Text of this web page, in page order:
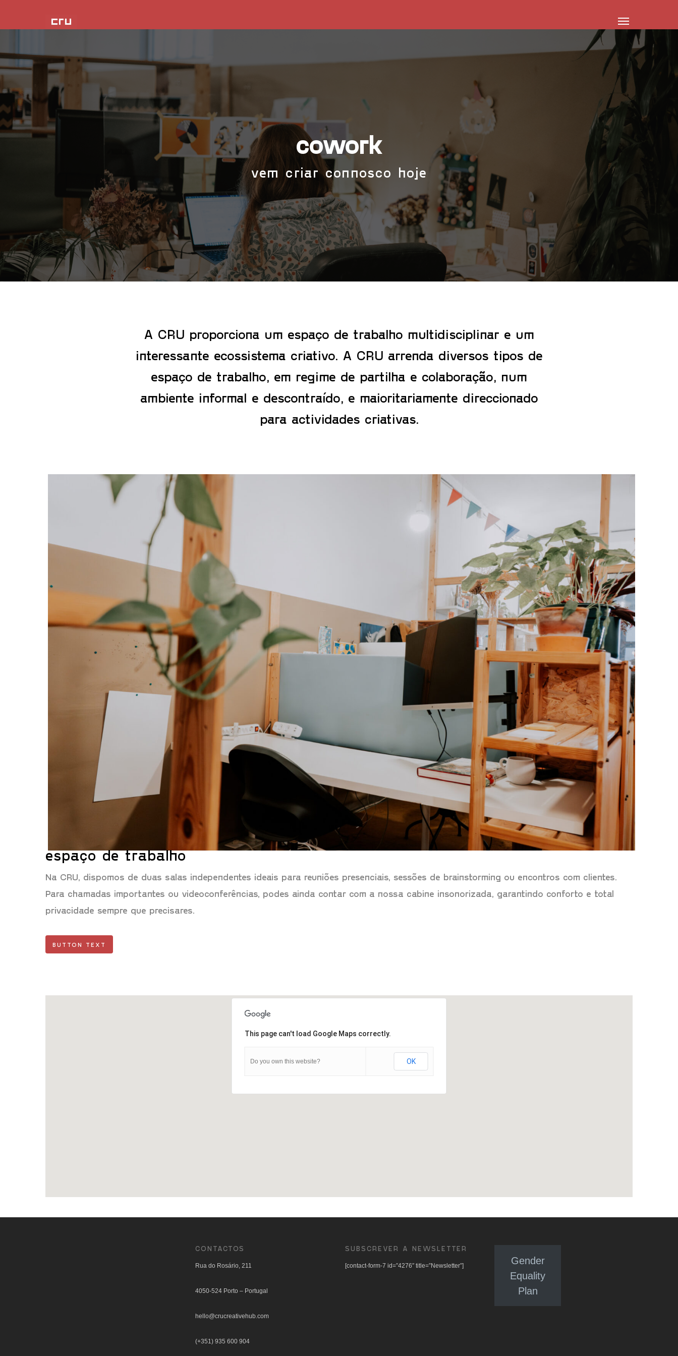
cowork
vem criar connosco hoje
A CRU proporciona um espaço de trabalho multidisciplinar e um
interessante ecossistema criativo. A CRU arrenda diversos tipos de
espaço de trabalho, em regime de partilha e colaboração, num
ambiente informal e descontraído, e maioritariamente direccionado
para actividades criativas.
espaço de trabalho
Na CRU, dispomos de duas salas independentes ideais para reuniões presenciais, sessões de brainstorming ou encontros com clientes.
Para chamadas importantes ou videoconferências, podes ainda contar com a nossa cabine insonorizada, garantindo conforto e total
privacidade sempre que precisares.
BUTTON TEXT
This page can't load Google Maps correctly.
Do you own this website? OK
CONTACTOS
Rua do Rosário, 211
4050-524 Porto – Portugal
hello@crucreativehub.com
(+351) 935 600 904
SUBSCREVER A NEWSLETTER
[contact-form-7 id=”4276″ title=”Newsletter”]
Gender
Equality
Plan